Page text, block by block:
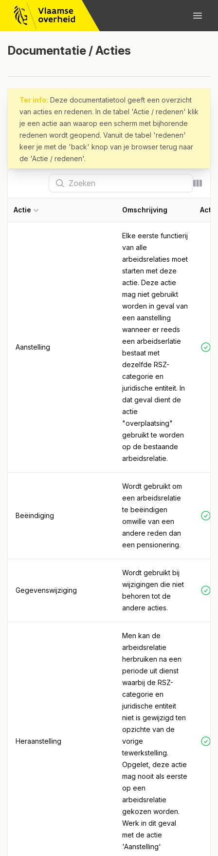
Documentatie / Acties
Ter info: Deze documentatietool geeft een overzicht
van acties en redenen. In de tabel 'Actie / redenen' klik
je een actie aan waarop een scherm met bijhorende
redenen wordt geopend. Vanuit de tabel 'redenen'
keer je met de 'back' knop van je browser terug naar
de 'Actie / redenen'.
Zoeken
Actie Omschrijving
Aanstelling
Elke eerste functierij
van alle
arbeidsrelaties moet
starten met deze
actie. Deze actie
mag niet gebruikt
worden in geval van
een aanstelling
wanneer er reeds
een arbeidserlatie
bestaat met
dezelfde RSZ-
categorie en
juridische entiteit. In
dat geval dient de
actie
"overplaatsing"
gebruikt te worden
op de bestaande
arbeidsrelatie.
Beëindiging
Wordt gebruikt om
een arbeidsrelatie
te beëindigen
omwille van een
andere reden dan
een pensionering.
Gegevenswijziging
Wordt gebruikt bij
wijzigingen die niet
behoren tot de
andere acties.
Heraanstelling
Men kan de
arbeidsrelatie
herbruiken na een
periode uit dienst
waarbij de RSZ-
categorie en
juridische entiteit
niet is gewijzigd ten
opzichte van de
vorige
tewerkstelling.
Opgelet, deze actie
mag nooit als eerste
op een
arbeidsrelatie
gekozen worden.
Werk in dit geval
met de actie
'Aanstelling'